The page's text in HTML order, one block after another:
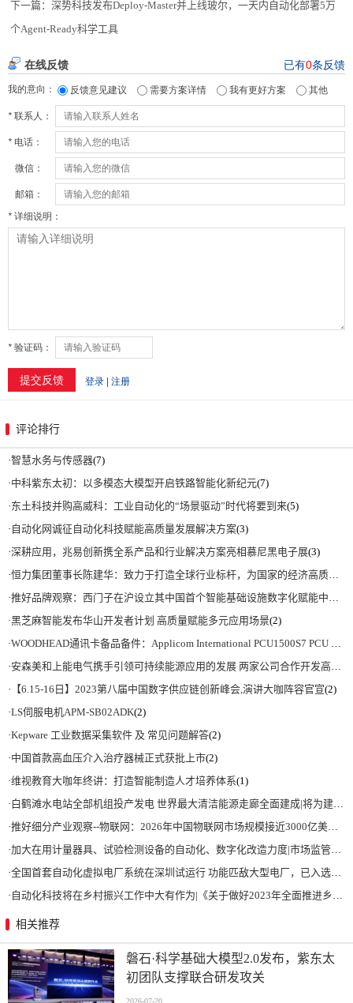
下一篇：深势科技发布Deploy-Master并上线玻尔，一天内自动化部署5万
个Agent-Ready科学工具
评论排行
·智慧水务与传感器(7)
·中科紫东太初：以多模态大模型开启铁路智能化新纪元(7)
·东土科技并购高威科：工业自动化的“场景驱动”时代将要到来(5)
· 自动化网诚征自动化科技赋能高质量发展解决方案(3)
·深耕应用，兆易创新携全系产品和行业解决方案亮相慕尼黑电子展(3)
·恒力集团董事长陈建华：致力于打造全球行业标杆，为国家的经济高质量发展贡献更大力量|上海电气集团党委书记、董事长吴磊来访
·推好品牌观察：西门子在沪设立其中国首个智能基础设施数字化赋能中心
·黑芝麻智能发布华山开发者计划 高质量赋能多元应用场景(2)
·WOODHEAD通讯卡备品备件：Applicom International PCU1500S7 PCU 1500 S7 V4.5.0
·安森美和上能电气携手引领可持续能源应用的发展 两家公司合作开发高性能储能和太阳能组串式逆变器方案 以实现可持续的未来
· 【6.15-16日】2023第八届中国数字供应链创新峰会,演讲大咖阵容官宣(2)
·LS伺服电机APM-SB02ADK(2)
·Kepware 工业数据采集软件 及 常见问题解答(2)
·中国首款高血压介入治疗器械正式获批上市(2)
·维视教育大咖年终讲：打造智能制造人才培养体系(1)
·白鹤滩水电站全部机组投产发电 世界最大清洁能源走廊全面建成|将为建设新型能源体系、保障国家能源安全、实现“双碳”目标提供有力支撑
·推好细分产业观察--物联网：2026年中国物联网市场规模接近3000亿美元 智慧工厂、智慧城市、智慧电网等将占60%以上
·加大在用计量器具、试验检测设备的自动化、数字化改造力度|市场监管总局 工业和信息化部 关于促进企业计量能力提升的指导意见
·全国首套自动化虚拟电厂系统在深圳试运行 功能匹敌大型电厂，已入选国际典型案例
· 自动化科技将在乡村振兴工作中大有作为|《关于做好2023年全面推进乡村振兴重点工作的意见》发布
相关推荐
磐石·科学基础大模型2.0发布，紫东太
初团队支撑联合研发攻关
2026-07-20